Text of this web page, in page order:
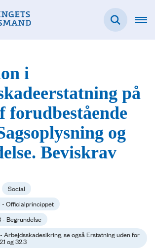
i
på
forudbestående
og
Beviskrav
Social
- Officialprincippet
- Begrundelse
Arbejdsskadesikring, se også Erstatning uden for
og 32.3